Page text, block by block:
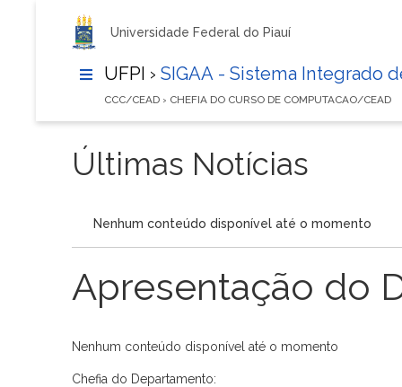
Universidade Federal do Piauí
UFPI › SIGAA - Sistema Integrado
CCC/CEAD › CHEFIA DO CURSO DE COMPUTACAO/CEAD
Últimas Notícias
Nenhum conteúdo disponível até o momento
Apresentação do
Nenhum conteúdo disponível até o momento
Chefia do Departamento: